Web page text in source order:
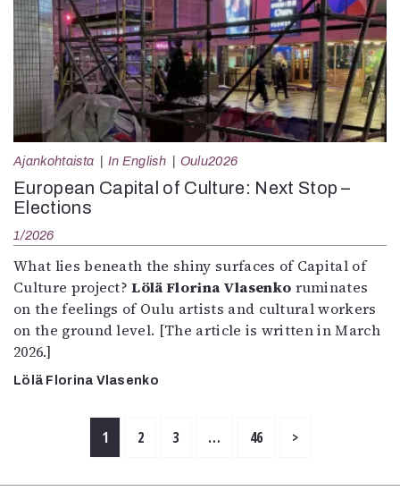
Ajankohtaista In English Oulu2026
European Capital of Culture: Next Stop –
Elections
1/2026
What lies beneath the shiny surfaces of Capital of
Culture project?Lölä Florina Vlasenko ruminates
on the feelings of Oulu artists and cultural workers
on the ground level. [The article is written in March
2026.]
Lölä Florina Vlasenko
1 2 3 … 46 >